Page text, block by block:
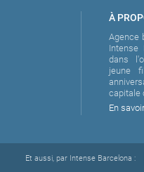
À
Agence
Intense
dans
jeune
capitale
En
Et aussi, par Intense Barcelona :